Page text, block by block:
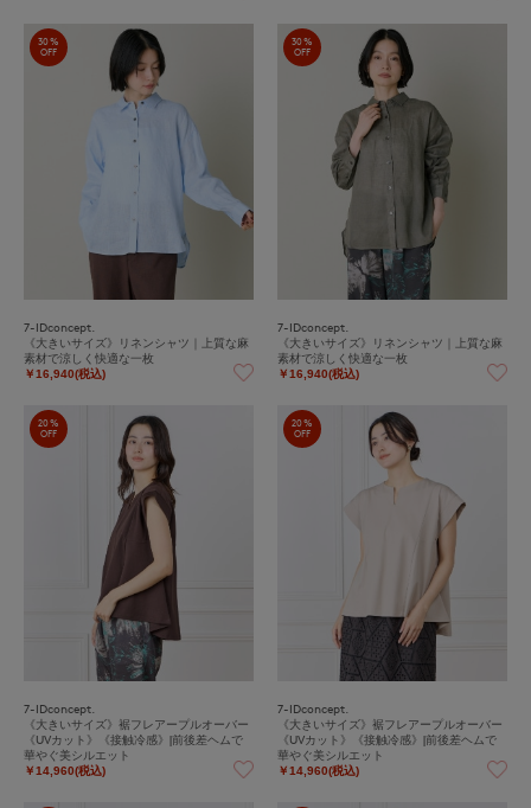
30%
OFF
7-IDconcept.
《大きいサイズ》リネンシャツ｜上質な麻
素材で涼しく快適な一枚
￥16,940(税込)
30%
OFF
7-IDconcept.
《大きいサイズ》リネンシャツ｜上質な麻
素材で涼しく快適な一枚
￥16,940(税込)
20%
OFF
7-IDconcept.
《大きいサイズ》裾フレアープルオーバー
《UVカット》《接触冷感》|前後差ヘムで
華やぐ美シルエット
￥14,960(税込)
20%
OFF
7-IDconcept.
《大きいサイズ》裾フレアープルオーバー
《UVカット》《接触冷感》|前後差ヘムで
華やぐ美シルエット
￥14,960(税込)